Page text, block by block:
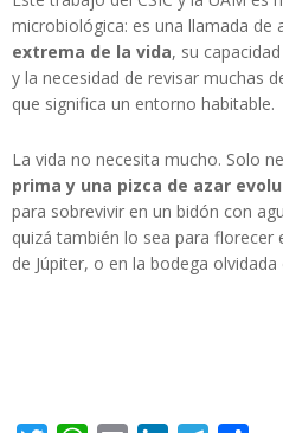
microbiológica: es una llamada de
extrema de la vida, su
y la necesidad de revisar muchas
que significa un entorno habitable.
La vida no necesita mucho. Solo
prima y una pizca de azar
para sobrevivir en un bidón con
quizá también lo sea para florecer
de Júpiter, o en la bodega